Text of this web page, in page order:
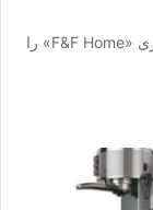
فروشگاه‌ زنجیره ای «تسکو» مجموعه لوازم بازسازی «F&F Home» را